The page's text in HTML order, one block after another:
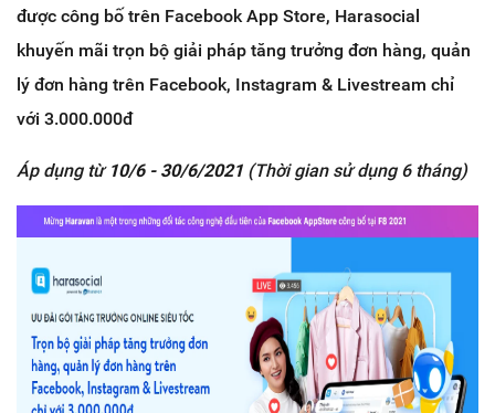
được công bố trên Facebook App Store, Harasocial
khuyến mãi trọn bộ giải pháp tăng trưởng đơn hàng, quản
lý đơn hàng trên Facebook, Instagram & Livestream chỉ
với 3.000.000đ
Áp dụng từ 10/6 - 30/6/2021 (Thời gian sử dụng 6 tháng)